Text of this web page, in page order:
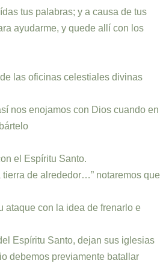
tus palabras; y a causa de tus
ayudarme, y quede allí con los
las oficinas celestiales divinas
nos enojamos con Dios cuando en
el Espíritu Santo.
de alrededor…” notaremos que
ataque con la idea de frenarlo e
Espíritu Santo, dejan sus iglesias
debemos previamente batallar